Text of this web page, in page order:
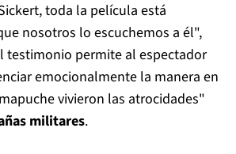
toda la película está
nosotros lo escuchemos a él",
testimonio permite al espectador
emocionalmente la manera en
vivieron las atrocidades"
militares.